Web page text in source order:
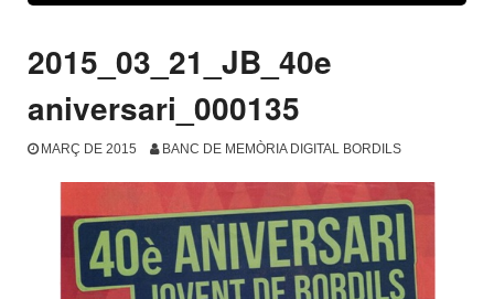
2015_03_21_JB_40e
aniversari_000135
MARÇ DE 2015 BANC DE MEMÒRIA DIGITAL BORDILS